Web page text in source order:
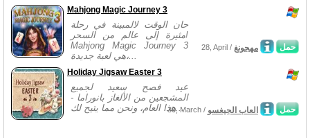
Mahjong Magic Journey 3
حان الوقت لالمبينة في رحلة
مثيرة إلى عالم من السحر!
Mahjong Magic Journey 3
هي لعبة جديدة،...
حمل 28, April / مهجونغ
Holiday Jigsaw Easter 3
عيد فصح سعيد لجميع
المشجعين من الألغاز بانوراما -
هذا العام، ونحن مما يتيح لك...
حمل 30, March / العاب الجيغسو